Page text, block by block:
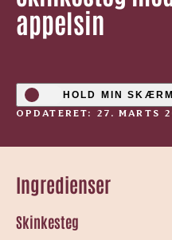
appelsin
HOLD MIN
OPDATERET: 27. MARTS
Ingredienser
Skinkesteg